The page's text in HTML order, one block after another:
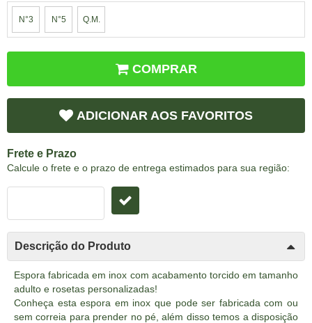
N°3 N°5 Q.M.
COMPRAR
ADICIONAR AOS FAVORITOS
Frete e Prazo
Calcule o frete e o prazo de entrega estimados para sua região:
Descrição do Produto
Espora fabricada em inox com acabamento torcido em tamanho
adulto e rosetas personalizadas!
Conheça esta espora em inox que pode ser fabricada com ou
sem correia para prender no pé, além disso temos a disposição